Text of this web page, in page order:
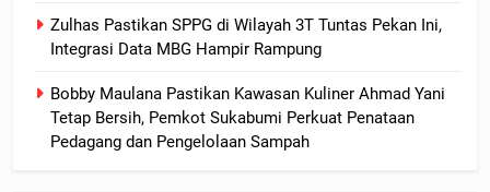
Zulhas Pastikan SPPG di Wilayah 3T Tuntas Pekan Ini,
Integrasi Data MBG Hampir Rampung
Bobby Maulana Pastikan Kawasan Kuliner Ahmad Yani
Tetap Bersih, Pemkot Sukabumi Perkuat Penataan
Pedagang dan Pengelolaan Sampah